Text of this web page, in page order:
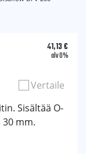
41,13€
alv 0%
Vertaile
Sisältää O-
mm.